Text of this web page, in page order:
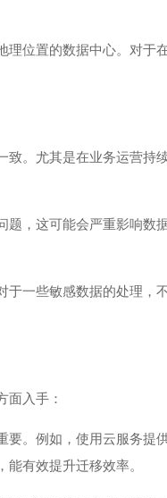
位置的数据中心。对于
。尤其是在业务运营持
，这可能会严重影响数
一些敏感数据的处理，
面入手：
。例如，使用云服务提
有效提升迁移效率。